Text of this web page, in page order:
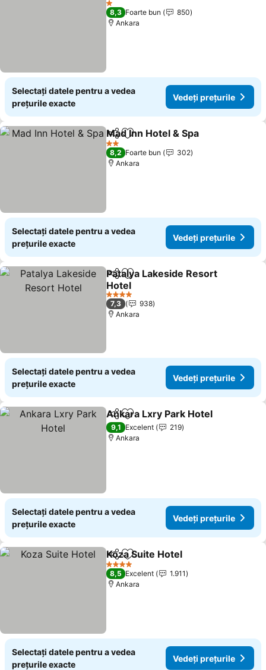
1 Stele
8,3 Foarte bun
850
Ankara
Selectați datele pentru a vedea
prețurile exacte
Vedeți prețurile
DistribuițiAdăugaţi la favorite
Mad Inn Hotel & Spa
2 Stele
8,2 Foarte bun
302
Ankara
Selectați datele pentru a vedea
prețurile exacte
Vedeți prețurile
DistribuițiAdăugaţi la favorite
Patalya Lakeside Resort
Hotel
4 Stele
7,3
938
Ankara
Selectați datele pentru a vedea
prețurile exacte
Vedeți prețurile
DistribuițiAdăugaţi la favorite
Ankara Lxry Park Hotel
9,1 Excelent
219
Ankara
Selectați datele pentru a vedea
prețurile exacte
Vedeți prețurile
DistribuițiAdăugaţi la favorite
Koza Suite Hotel
4 Stele
8,5 Excelent
1.911
Ankara
Selectați datele pentru a vedea
prețurile exacte
Vedeți prețurile